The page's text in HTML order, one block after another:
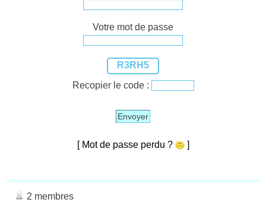
Votre mot de passe
R3RH5
Recopier le code :
Envoyer
[ Mot de passe perdu ? ]
2 membres